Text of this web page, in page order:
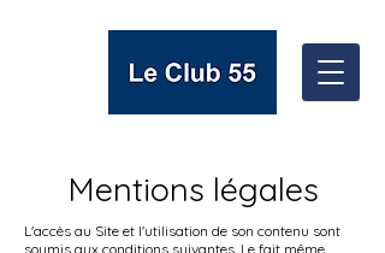
Mentions légales
L'accès au Site et l'utilisation de son contenu sont
soumis aux conditions suivantes. Le fait même